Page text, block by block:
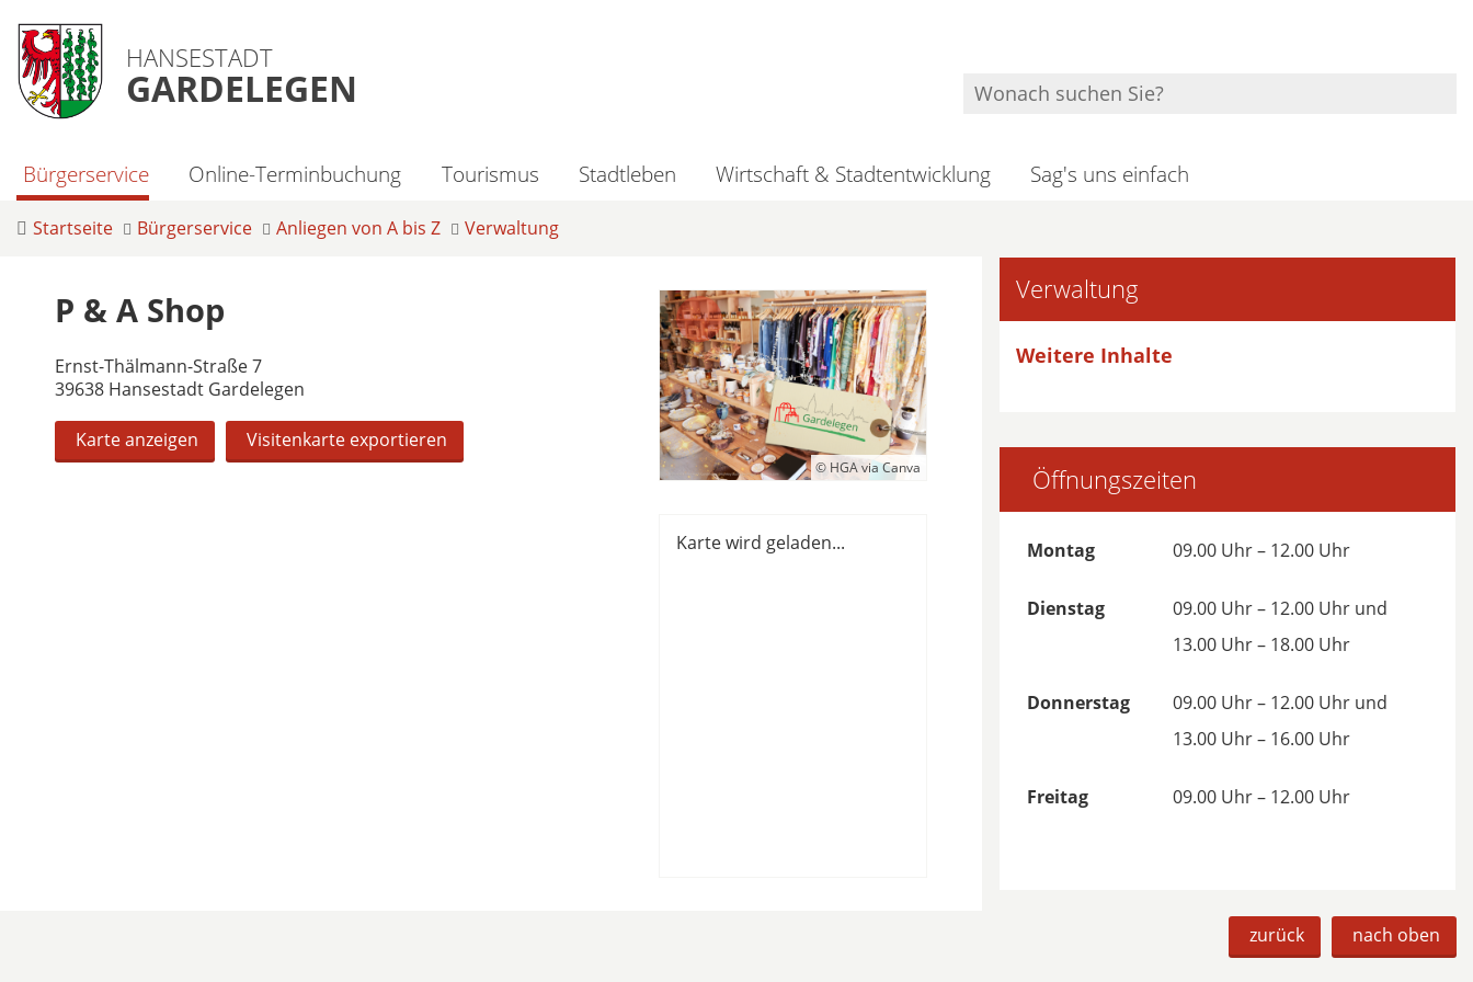
HANSESTADT
GARDELEGEN
Bürgerservice Online-Terminbuchung Tourismus Stadtleben Wirtschaft & Stadtentwicklung Sag's uns einfach
Startseite Bürgerservice Anliegen von A bis Z Verwaltung
P & A Shop
Ernst-Thälmann-Straße 7
39638 Hansestadt Gardelegen
Karte anzeigen Visitenkarte exportieren
© HGA via Canva
Karte wird geladen...
Verwaltung
Weitere Inhalte
Öffnungszeiten
Montag 09.00 Uhr – 12.00 Uhr
Dienstag
09.00 Uhr – 12.00 Uhr und
13.00 Uhr – 18.00 Uhr
Donnerstag
09.00 Uhr – 12.00 Uhr und
13.00 Uhr – 16.00 Uhr
Freitag 09.00 Uhr – 12.00 Uhr
zurück nach oben